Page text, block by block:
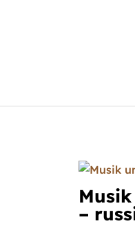
–